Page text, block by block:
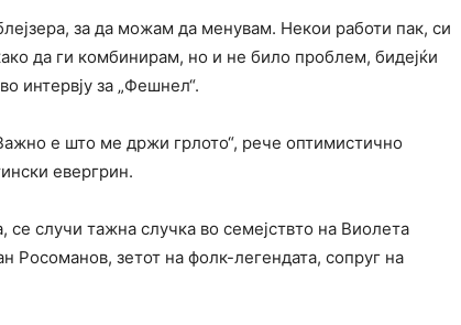
за да можам да менувам. Некои работи пак, си
да ги комбинирам, но и не било проблем, бидејќи
интервју за „Фешнел“.
е што ме држи грлото“, рече оптимистично
евергрин.
се случи тажна случка во семејствто на Виолета
Росоманов, зетот на фолк-легендата, сопруг на